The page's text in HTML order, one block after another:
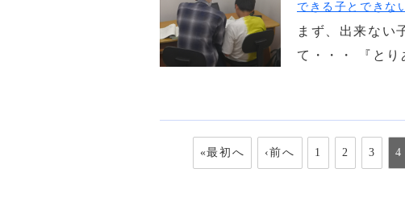
できる子とできな
まず、出来ない
て・・・ 『と
«最初へ ‹前へ 1 2 3 4